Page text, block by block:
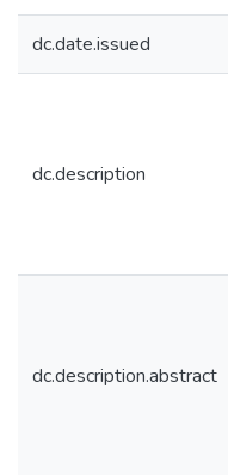
dc.date.issued
dc.description
dc.description.abstract